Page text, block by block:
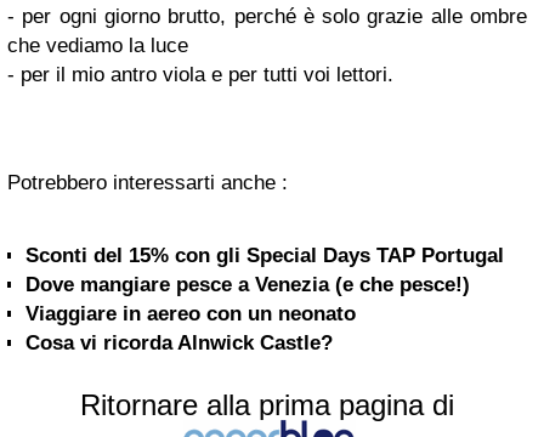
- per ogni giorno brutto, perché è solo grazie alle ombre
che vediamo la luce
- per il mio antro viola e per tutti voi lettori.
Potrebbero interessarti anche :
Sconti del 15% con gli Special Days TAP Portugal
Dove mangiare pesce a Venezia (e che pesce!)
Viaggiare in aereo con un neonato
Cosa vi ricorda Alnwick Castle?
Ritornare alla prima pagina di